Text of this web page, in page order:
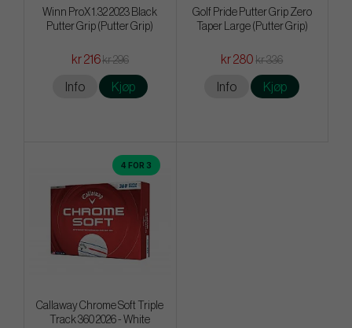
Winn ProX 1.32 2023 Black
Putter Grip (Putter Grip)
kr 216kr 296
Info Kjøp
Golf Pride Putter Grip Zero
Taper Large (Putter Grip)
kr 280 kr 336
Info Kjøp
4 FOR 3
Callaway Chrome Soft Triple
Track 360 2026 - White